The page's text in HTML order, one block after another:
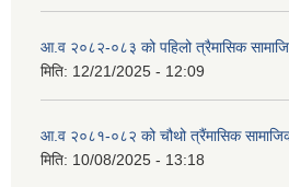
आ.व २०८२-०८३ को पहिलो त्रैमासिक
मिति: 12/21/2025 - 12:09
आ.व २०८१-०८२ को चौथो त्रैंमासिक
मिति: 10/08/2025 - 13:18